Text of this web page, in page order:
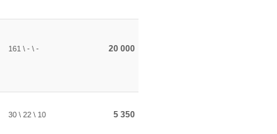
161 \ - \ - 20 000
30 \ 22 \ 10 5 350